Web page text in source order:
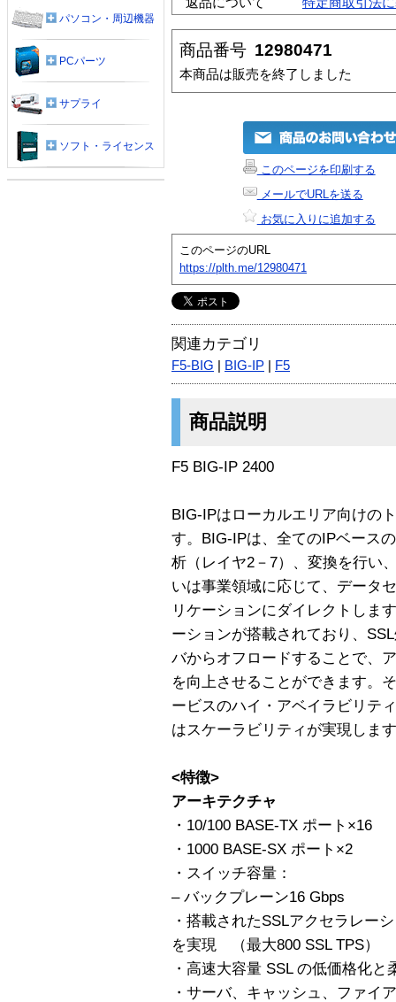
商品番号 12980471
本商品は販売を終了しました
このページを印刷する
メールでURLを送る
お気に入りに追加する
このページのURL
https://plth.me/12980471
関連カテゴリ
F5-BIG BIG-IP F5
商品説明
F5 BIG-IP 2400
BIG-IPはローカルエリア向けの
す。BIG-IPは、全てのIPベース
析（レイヤ2－7）、変換を行い
いは事業領域に応じて、データ
リケーションにダイレクトしま
ーションが搭載されており、
バからオフロードすることで、
を向上させることができます。
ービスのハイ・アベイラビリテ
はスケーラビリティが実現しま
<特徴>
アーキテクチャ
・10/100 BASE-TX ポート×16
・1000 BASE-SX ポート×2
・スイッチ容量：
– バックプレーン16 Gbps
・搭載されたSSLアクセラレー
を実現 （最大800 SSL TPS）
・高速大容量 SSL の低価格化と
・サーバ、キャッシュ、ファイ
パソコン・周辺機器
PCパーツ
サプライ
ソフト・ライセンス